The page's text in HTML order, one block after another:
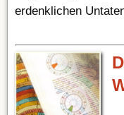
erdenklichen